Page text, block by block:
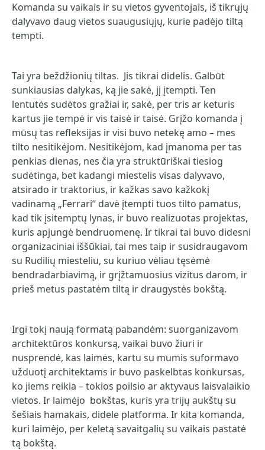
Komanda su vaikais ir su vietos gyventojais, iš tikrųjų
dalyvavo daug vietos suaugusiųjų, kurie padėjo tiltą
tempti.
Tai yra beždžionių tiltas. Jis tikrai didelis. Galbūt
sunkiausias dalykas, ką jie sakė, jį įtempti. Ten
lentutės sudėtos gražiai ir, sakė, per tris ar keturis
kartus jie tempė ir vis taisė ir taisė. Grįžo komanda į
mūsų tas refleksijas ir visi buvo netekę amo – mes
tilto nesitikėjom. Nesitikėjom, kad įmanoma per tas
penkias dienas, nes čia yra struktūriškai tiesiog
sudėtinga, bet kadangi miestelis visas dalyvavo,
atsirado ir traktorius, ir kažkas savo kažkokį
vadinamą „Ferrari“ davė įtempti tuos tilto pamatus,
kad tik įsitemptų lynas, ir buvo realizuotas projektas,
kuris apjungė bendruomenę. Ir tikrai tai buvo didesni
organizaciniai iššūkiai, tai mes taip ir susidraugavom
su Rudilių miesteliu, su kuriuo vėliau tęsėmė
bendradarbiavimą, ir grįžtamuosius vizitus darom, ir
prieš metus pastatėm tiltą ir draugystės bokštą.
Irgi tokį naują formatą pabandėm: suorganizavom
architektūros konkursą, vaikai buvo žiuri ir
nusprendė, kas laimės, kartu su mumis suformavo
užduotį architektams ir buvo paskelbtas konkursas,
ko jiems reikia – tokios poilsio ar aktyvaus laisvalaikio
vietos. Ir laimėjo bokštas, kuris yra trijų aukštų su
šešiais hamakais, didele platforma. Ir kita komanda,
kuri laimėjo, per keletą savaitgalių su vaikais pastatė
tą bokštą.